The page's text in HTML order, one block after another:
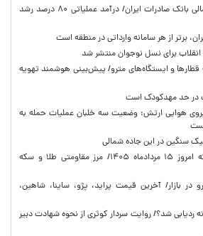
تغییر مثبت در عملکرد مالی بانک صادرات ایران/ درآمد عملیاتی ۸۰ درصد رشد
برتر از هر سامانه وارداتی در منطقه است
برای نسل نوجوان منتشر شد
قطارها و ایستگاه‌های مترو/ پیش‌بینی هوشمند تهویه
در حد مهدکودک است
هوایی ارتش: وضعیت سه خلبان عملیات حمله به
سنگین در این جاده شمالی
قیمت جدید طلا و سکه امروز ۱۵ مردادماه ۱۴۰۵/ مرز مقاومتی طلا و سکه
بازار/ آخرین قیمت پراید، پژو، ساینا، شاهین،
ردیابی شد؟/ روایت سردار کوثری از نحوه شهادت دبیر